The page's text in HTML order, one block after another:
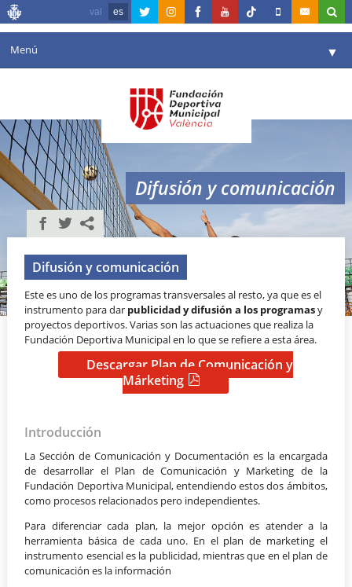
val es
Menú ▼
Agenda
Instalaciones
Comunicación ▼
Valencia en deporte
Portal de Transparencia
Reservas
Difusión y comunicación
Difusión y comunicación
Este es uno de los programas transversales al resto, ya que es el
instrumento para dar publicidad y difusión a los programasy
proyectos deportivos. Varias son las actuaciones que realiza la
Fundación Deportiva Municipal en lo que se refiere a esta área.
Descargar Plan de Comunicación y
Márketing
Introducción
La Sección de Comunicación y Documentación es la encargada
de desarrollar el Plan de Comunicación y Marketing de la
Fundación Deportiva Municipal, entendiendo estos dos ámbitos,
como procesos relacionados pero independientes.
Para diferenciar cada plan, la mejor opción es atender a la
herramienta básica de cada uno. En el plan de marketing el
instrumento esencial es la publicidad, mientras que en el plan de
comunicación es la información